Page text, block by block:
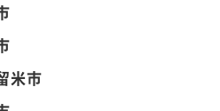
米市